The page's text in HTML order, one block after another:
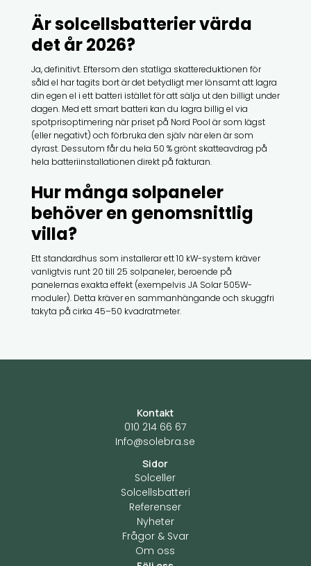
Är solcellsbatterier värda
det år 2026?
Ja, definitivt. Eftersom den statliga skattereduktionen för
såld el har tagits bort är det betydligt mer lönsamt att lagra
din egen el i ett batteri istället för att sälja ut den billigt under
dagen. Med ett smart batteri kan du lagra billig el via
spotprisoptimering när priset på Nord Pool är som lägst
(eller negativt) och förbruka den själv när elen är som
dyrast. Dessutom får du hela 50 % grönt skatteavdrag på
hela batteriinstallationen direkt på fakturan.
Hur många solpaneler
behöver en genomsnittlig
villa?
Ett standardhus som installerar ett 10 kW-system kräver
vanligtvis runt 20 till 25 solpaneler, beroende på
panelernas exakta effekt (exempelvis JA Solar 505W-
moduler). Detta kräver en sammanhängande och skuggfri
takyta på cirka 45–50 kvadratmeter.
Kontakt
010 214 66 67
Info@solebra.se
Sidor
Solceller
Solcellsbatteri
Referenser
Nyheter
Frågor & Svar
Om oss